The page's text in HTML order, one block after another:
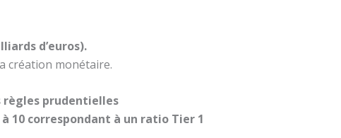
d’euros).
création monétaire.
règles prudentielles
10 correspondant à un ratio Tier 1